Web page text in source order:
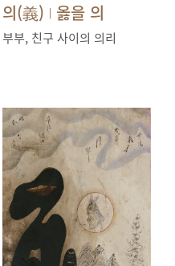
의(義) | 옳을 의
부부, 친구 사이의 의리